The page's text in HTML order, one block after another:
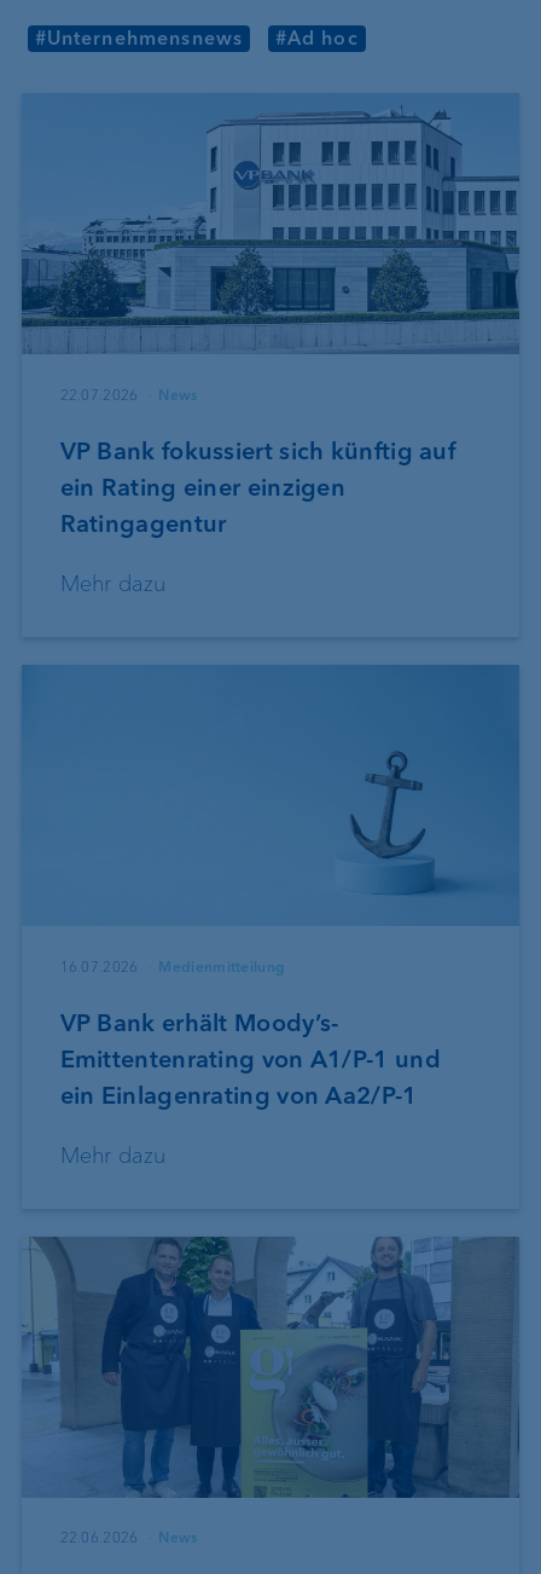
#Unternehmensnews #Ad hoc
22.07.2026 News
VP Bank fokussiert sich künftig auf
ein Rating einer einzigen
Ratingagentur
Mehr dazu
16.07.2026 Medienmitteilung
VP Bank erhält Moody’s-
Emittentenrating von A1/P-1 und
ein Einlagenrating von Aa2/P-1
Mehr dazu
22.06.2026 News